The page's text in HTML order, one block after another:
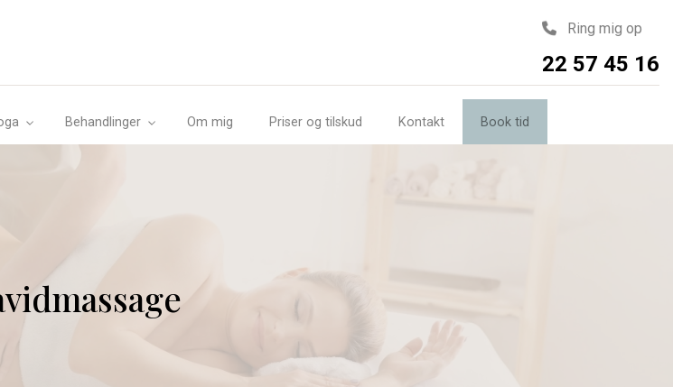
Ring mig op
22 57 45 16
Behandlinger Om mig Priser og tilskud Kontakt Book tid